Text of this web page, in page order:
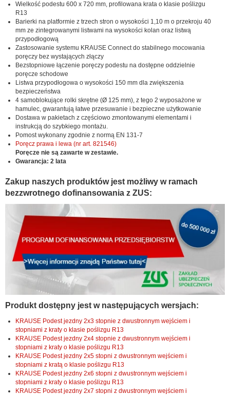
Wielkość podestu 600 x 720 mm, profilowana krata o klasie poślizgu
R13
Barierki na platformie z trzech stron o wysokości 1,10 m o przekroju 40
mm ze zintegrowanymi listwami na wysokości kolan oraz listwą
przypodłogową
Zastosowanie systemu KRAUSE Connect do stabilnego mocowania
poręczy bez wystających złączy
Bezstopniowe łączenie poręczy podestu na dostępne oddzielnie
poręcze schodowe
Listwa przypodłogowa o wysokości 150 mm dla zwiększenia
bezpieczeństwa
4 samoblokujące rolki skrętne (Ø 125 mm), z tego 2 wyposażone w
hamulec, gwarantują łatwe przesuwanie i bezpieczne użytkowanie
Dostawa w pakietach z częściowo zmontowanymi elementami i
instrukcją do szybkiego montażu.
Pomost wykonany zgodnie z normą EN 131-7
Poręcz prawa i lewa (nr art. 821546)
Poręcze nie są zawarte w zestawie.
Gwarancja: 2 lata
Zakup naszych produktów jest możliwy w ramach
bezzwrotnego dofinansowania z ZUS:
Produkt dostępny jest w następujących wersjach:
KRAUSE Podest jezdny 2x3 stopnie z dwustronnym wejściem i
stopniami z kraty o klasie poślizgu R13
KRAUSE Podest jezdny 2x4 stopnie z dwustronnym wejściem i
stopniami z kraty o klasie poślizgu R13
KRAUSE Podest jezdny 2x5 stopni z dwustronnym wejściem i
stopniami z kratą o klasie poślizgu R13
KRAUSE Podest jezdny 2x6 stopni z dwustronnym wejściem i
stopniami z kraty o klasie poślizgu R13
KRAUSE Podest jezdny 2x7 stopni z dwustronnym wejściem i